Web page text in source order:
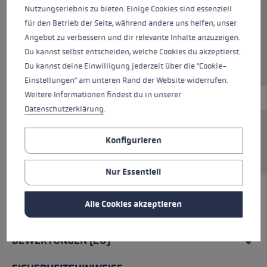
Farben black
Inkl. Zugbolzen und Rändelrad. Nur mit Speed
Lock 2 System kompatibel.
ALLE EIGENSCHAFTEN
BEWERTUNGEN (20)
Nutzungserlebnis zu bieten. Einige Cookies sind essenziell
für den Betrieb der Seite, während andere uns helfen, unser
Angebot zu verbessern und dir relevante Inhalte anzuzeigen.
Du kannst selbst entscheiden, welche Cookies du akzeptierst.
Du kannst deine Einwilligung jederzeit über die "Cookie-
Einstellungen" am unteren Rand der Website widerrufen.
Weitere Informationen findest du in unserer
Datenschutzerklärung.
Konfigurieren
Nur Essentiell
Alle Cookies akzeptieren